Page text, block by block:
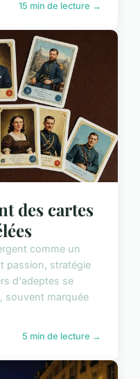
15 min de lecture →
des cartes
comme un
passion, stratégie
d'adeptes se
souvent marquée
5 min de lecture →